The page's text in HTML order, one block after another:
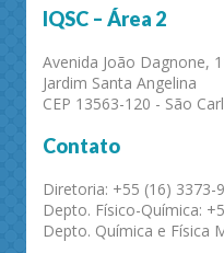
IQSC – Área 2
Avenida João Dagnone,
Jardim Santa Angelina
CEP 13563-120 - São
Contato
Diretoria: +55 (16)
Depto. Físico-Química:
Depto. Química e Física